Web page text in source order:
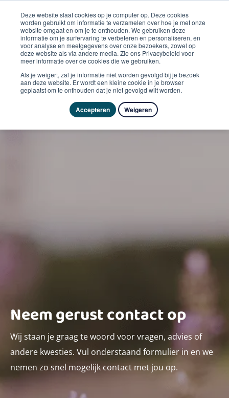
Deze website slaat cookies op je computer op. Deze cookies
worden gebruikt om informatie te verzamelen over hoe je met onze
website omgaat en om je te onthouden. We gebruiken deze
informatie om je surfervaring te verbeteren en personaliseren, en
voor analyse en meetgegevens over onze bezoekers, zowel op
deze website als via andere media. Zie ons Privacybeleid voor
meer informatie over de cookies die we gebruiken.
Als je weigert, zal je informatie niet worden gevolgd bij je bezoek
aan deze website. Er wordt een kleine cookie in je browser
geplaatst om te onthouden dat je niet gevolgd wilt worden.
Accepteren Weigeren
Neem gerust contact op
Wij staan je graag te woord voor vragen, advies of
andere kwesties. Vul onderstaand formulier in en we
nemen zo snel mogelijk contact met jou op.